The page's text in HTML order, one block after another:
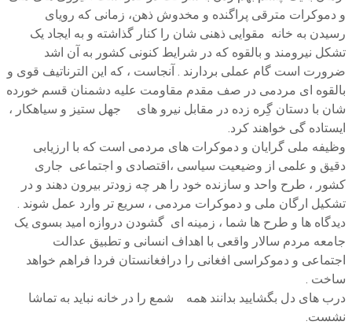
و دموکرات مترقی پراگنده و مخدوش ذهن، زمانی که رویای
رسیدن به خانه مقوایی ذهنی شان را کنار گذاشته و به ایجاد یک
تشکل نیرومند و بالقوه که در شرایط کنونی کشور به آن اشد
ضرورت است گام عملی بردارند . آنجاست ، که این الترناتیف قوی و
بالقوه ای مردمی در صف مقدم مقاومت علیه دشمنان قسم خورده
شان با دستان گِره زده در مقابل نیرو های جهل ستیز و سیاهکار ،
ایستاده گی خواهند کرد.
وظیفه ملی گرایان و دموکرات های مردمی است که با ارزیابی
دقیق و علمی از وضیعیت سیاسی ،اقتصادی و اجتماعی جاری
کشور ، طرح واحد و سازنده خود را هر چه زودتر بیرون دهند و در
تشکیل ارگان ملی و دموکرات مردمی ، سریع تر وارد عمل شوند .
دیدگاه ها و طرح ها شما ، زمینه ای گشودن دروازه امید بسوی یک
جامعه مردم سالار واقعی با اهداف انسانی و تطبیق عدالت
اجتماعی و دموکراسی افغانی را درافغانستان فردا فراهم خواهد
ساخت .
درب های دل بگشایید بدانند همه شمع را در خانه نباید به تماشا
نشست.